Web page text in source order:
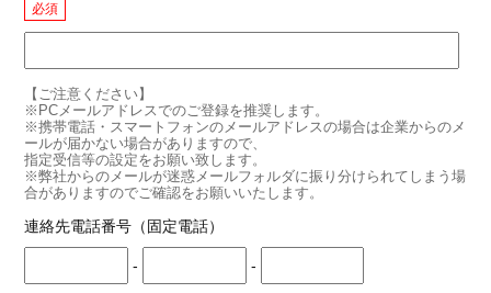
必須
【ご注意ください】
※PCメールアドレスでのご登録を推奨します。
※携帯電話・スマートフォンのメールアドレスの場合は企業からのメ
ールが届かない場合がありますので、
指定受信等の設定をお願い致します。
※弊社からのメールが迷惑メールフォルダに振り分けられてしまう場
合がありますのでご確認をお願いいたします。
連絡先電話番号（固定電話）
- -